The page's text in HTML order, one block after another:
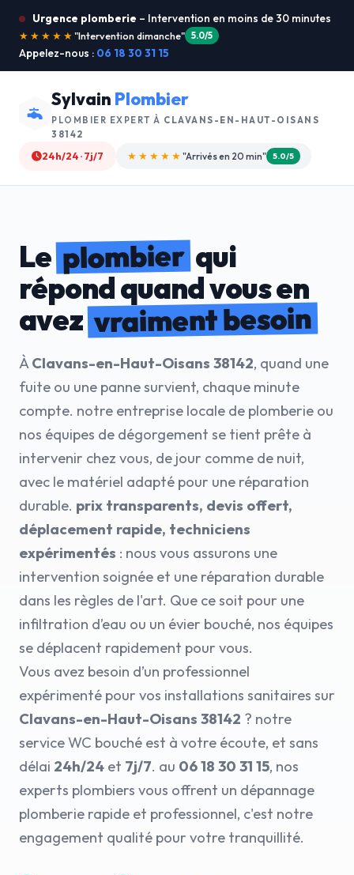
Urgence plomberie – Intervention en moins de 30 minutes
★★★★★"Je recommande !" 4.9/5
Appelez-nous : 06 18 30 31 15
Sylvain Plombier
PLOMBIER EXPERT À CLAVANS-EN-HAUT-OISANS
38142
24h/24 · 7j/7 ★★★★☆ "Devis gratuit" 4.8/5
Leplombierqui
répond quand vous en
avezvraiment besoin
ÀClavans-en-Haut-Oisans 38142, quand une
fuite ou une panne survient, chaque minute
compte. notre entreprise locale de plomberie ou
nos équipes de dégorgement se tient prête à
intervenir chez vous, de jour comme de nuit,
avec le matériel adapté pour une réparation
durable. prix transparents, devis offert,
déplacement rapide, techniciens
expérimentés : nous vous assurons une
intervention soignée et une réparation durable
dans les règles de l'art. Que ce soit pour une
infiltration d’eau ou un évier bouché, nos équipes
se déplacent rapidement pour vous.
Vous avez besoin d’un professionnel
expérimenté pour vos installations sanitaires sur
Clavans-en-Haut-Oisans 38142 ? notre
service WC bouché est à votre écoute, et sans
délai 24h/24 et 7j/7. au 06 18 30 31 15, nos
experts plombiers vous offrent un dépannage
plomberie rapide et professionnel, c'est notre
engagement qualité pour votre tranquillité.